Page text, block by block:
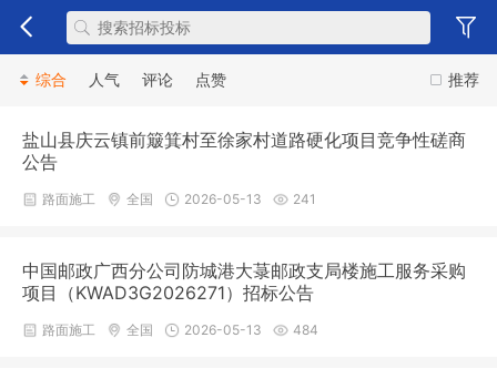
推荐
综合 人气 评论 点赞
盐山县庆云镇前簸箕村至徐家村道路硬化项目竞争性磋商
公告
路面施工 全国 2026-05-13 241
中国邮政广西分公司防城港大菉邮政支局楼施工服务采购
项目（KWAD3G2026271）招标公告
路面施工 全国 2026-05-13 484